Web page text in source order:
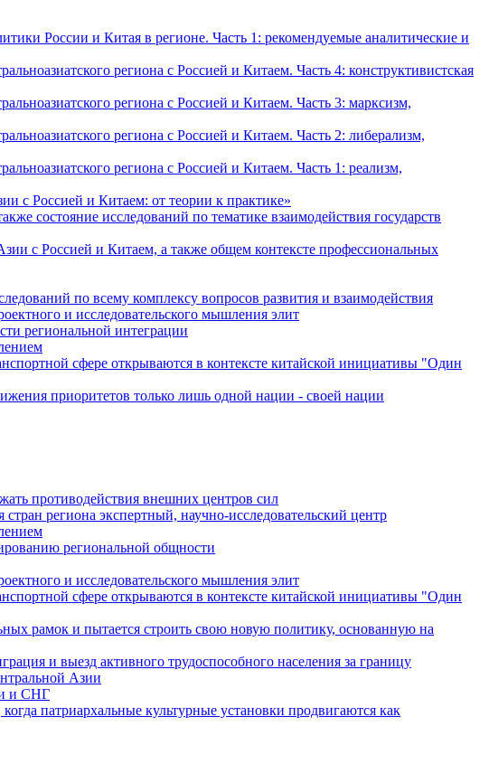
России и Китая в регионе. Часть 1: рекомендуемые аналитические и
региона с Россией и Китаем. Часть 4: конструктивистская
региона с Россией и Китаем. Часть 3: марксизм,
региона с Россией и Китаем. Часть 2: либерализм,
региона с Россией и Китаем. Часть 1: реализм,
с Россией и Китаем: от теории к практике»
состояние исследований по тематике взаимодействия государств
с Россией и Китаем, а также общем контексте профессиональных
по всему комплексу вопросов развития и взаимодействия
и исследовательского мышления элит
региональной интеграции
сфере открываются в контексте китайской инициативы "Один
приоритетов только лишь одной нации - своей нации
противодействия внешних центров сил
региона экспертный, научно-исследовательский центр
региональной общности
и исследовательского мышления элит
сфере открываются в контексте китайской инициативы "Один
рамок и пытается строить свою новую политику, основанную на
и выезд активного трудоспособного населения за границу
Азии
и СНГ
патриархальные культурные установки продвигаются как